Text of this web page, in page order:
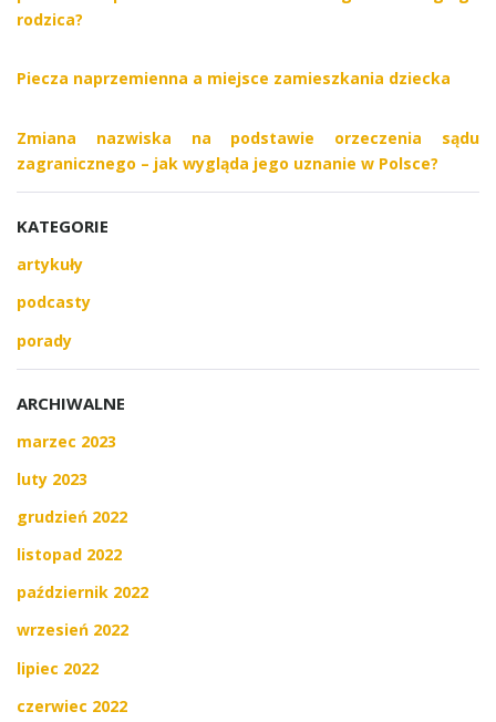
rodzica?
Piecza naprzemienna a miejsce zamieszkania dziecka
Zmiana nazwiska na podstawie orzeczenia sądu
zagranicznego – jak wygląda jego uznanie w Polsce?
KATEGORIE
artykuły
podcasty
porady
ARCHIWALNE
marzec 2023
luty 2023
grudzień 2022
listopad 2022
październik 2022
wrzesień 2022
lipiec 2022
czerwiec 2022